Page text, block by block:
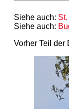
Siehe auch:
Siehe auch:
Vorher Teil der